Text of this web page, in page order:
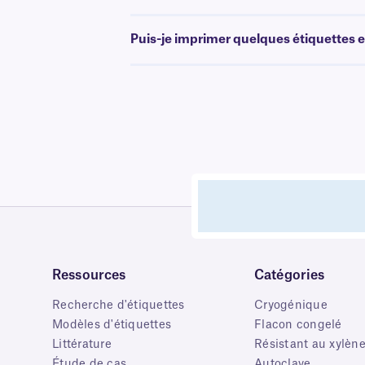
Puis-je imprimer quelques étiquettes
Ressources
Recherche d'étiquettes
Modèles d'étiquettes
Littérature
Catégories
Cryogénique
Flacon congelé
Résistant au xylène